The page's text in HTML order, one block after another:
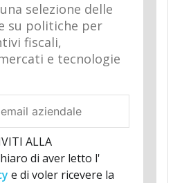
selezione delle
su politiche per
fiscali,
e tecnologie
ALLA
di aver letto l'
e di voler ricevere la